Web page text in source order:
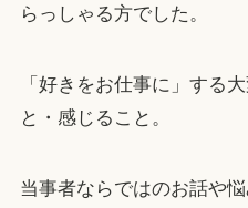
らっしゃる方でした。
「好きをお仕事に」する
と・感じること。
当事者ならではのお話や